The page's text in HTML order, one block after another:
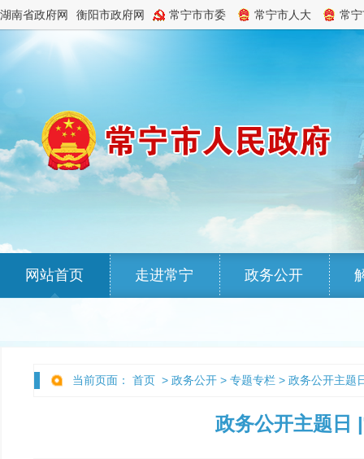
湖南省政府网 衡阳市政府网 常宁市市委 常宁市人大 常
网站首页 走进常宁 政务公开
当前页面： 首页 > 政务公开 > 专题专栏 > 政务公开主题
政务公开主题日